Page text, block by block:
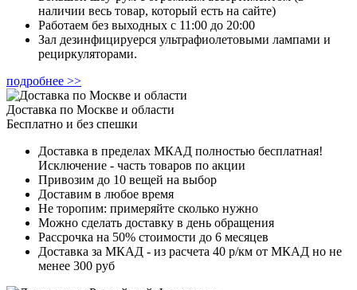
наличии весь товар, который есть на сайте)
Работаем без выходных с 11:00 до 20:00
Зал дезинфицируерся ультрафиолетовыми лампами и
рециркуляторами.
подробнее >>
Доставка по Москве и области
Бесплатно и без спешки
Доставка в пределах МКАД полностью бесплатная!
Исключение - часть товаров по акции
Привозим до 10 вещей на выбор
Доставим в любое время
Не торопим: примеряйте сколько нужно
Можно сделать доставку в день обращения
Рассрочка на 50% стоимости до 6 месяцев
Доставка за МКАД - из расчета 40 р/км от МКАД но не
менее 300 руб